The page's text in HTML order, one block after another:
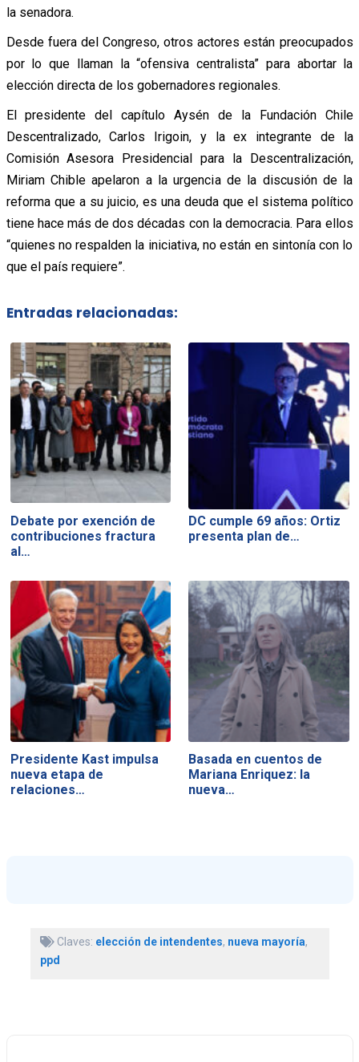
la senadora.
Desde fuera del Congreso, otros actores están preocupados
por lo que llaman la “ofensiva centralista” para abortar la
elección directa de los gobernadores regionales.
El presidente del capítulo Aysén de la Fundación Chile
Descentralizado, Carlos Irigoin, y la ex integrante de la
Comisión Asesora Presidencial para la Descentralización,
Miriam Chible apelaron a la urgencia de la discusión de la
reforma que a su juicio, es una deuda que el sistema político
tiene hace más de dos décadas con la democracia. Para ellos
“quienes no respalden la iniciativa, no están en sintonía con lo
que el país requiere”.
Entradas relacionadas:
Debate por exención de
contribuciones fractura
al…
DC cumple 69 años: Ortiz
presenta plan de…
Presidente Kast impulsa
nueva etapa de
relaciones…
Basada en cuentos de
Mariana Enriquez: la
nueva…
Claves: elección de intendentes, nueva mayoría,
ppd